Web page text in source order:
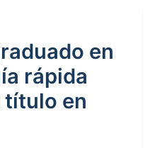
en
rápida
título en